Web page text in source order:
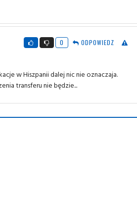
0 ODPOWIEDZ
w Hiszpanii dalej nic nie oznaczaja.
transferu nie będzie...